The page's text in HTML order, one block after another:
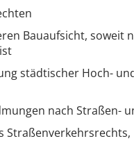
Bauaufsicht, soweit
städtischer Hoch-
nach Straßen-
Straßenverkehrsrechts,